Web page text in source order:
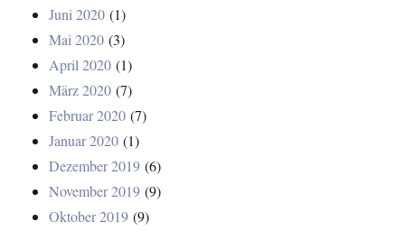
Juni 2020 (1)
Mai 2020 (3)
April 2020 (1)
März 2020 (7)
Februar 2020 (7)
Januar 2020 (1)
Dezember 2019 (6)
November 2019 (9)
Oktober 2019 (9)